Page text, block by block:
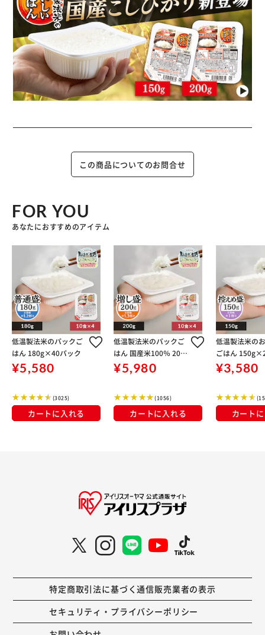
この商品についてのお問合せ
FOR YOU
あなたにおすすめのアイテム
低温製法米のパックご
はん 180g×40パック
¥5,580
(3025)
カートに入れる
低温製法米のパックご
はん 国産米100％ 200
g×40パック
¥5,980
(1056)
カートに入れる
低温製法米の
ごはん
ク
¥3,580
カート
特定商取引法に基づく通信販売業者の表示
セキュリティ・プライバシーポリシー